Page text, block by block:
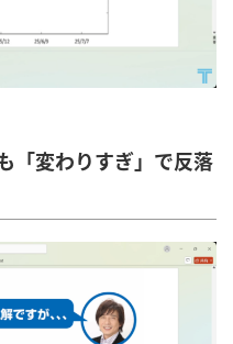
「変わりすぎ」で反落